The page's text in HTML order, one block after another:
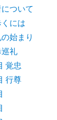
ついて
には
始まり
礼
覚忠
行尊